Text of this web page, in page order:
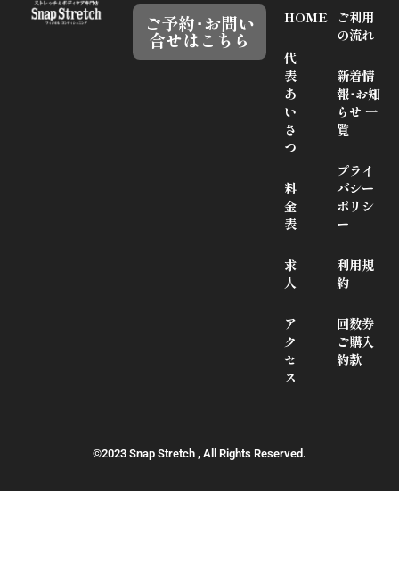
HOME
代
表
あ
い
さ
つ
料
金
表
求
人
ア
ク
セ
ス
ご利用
の流れ
新着情
報･お知
らせ 一
覧
プライ
バシー
ポリシ
ー
利用規
約
回数券
ご購入
約款
ご予約･お問い
合せはこちら
©2023 Snap Stretch , All Rights Reserved.